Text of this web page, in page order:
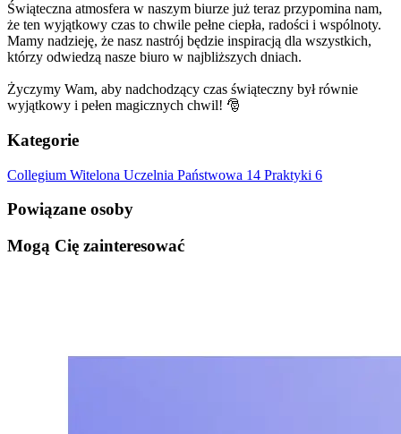
Świąteczna atmosfera w naszym biurze już teraz przypomina nam,
że ten wyjątkowy czas to chwile pełne ciepła, radości i wspólnoty.
Mamy nadzieję, że nasz nastrój będzie inspiracją dla wszystkich,
którzy odwiedzą nasze biuro w najbliższych dniach.
Życzymy Wam, aby nadchodzący czas świąteczny był równie
wyjątkowy i pełen magicznych chwil! 🎅
Kategorie
Collegium Witelona Uczelnia Państwowa 14 Praktyki 6
Powiązane osoby
Mogą Cię zainteresować